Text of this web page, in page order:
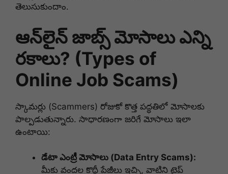
తెలుసుకుందాం.
ఆన్‌లైన్ జాబ్స్ మోసాలు ఎన్ని
రకాలు? (Types of
Online Job Scams)
స్కామర్లు (Scammers) రోజుకో కొత్త పద్ధతిలో మోసాలకు
పాల్పడుతున్నారు. సాధారణంగా జరిగే మోసాలు ఇలా
ఉంటాయి:
డేటా ఎంట్రీ మోసాలు (Data Entry Scams):
మీకు వందల కొద్దీ పేజీలు ఇచ్చి, వాటిని టైప్